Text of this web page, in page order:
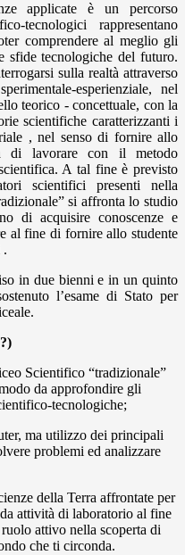
applicate è un percorso
tecnologici rappresentano
comprendere al meglio gli
sfide tecnologiche del futuro.
sulla realtà attraverso
esperienziale, nel
teorico - concettuale, con la
scientifiche caratterizzanti i
, nel senso di fornire allo
di lavorare con il metodo
A tal fine è previsto
scientifici presenti nella
si affronta lo studio
di acquisire conoscenze e
al fine di fornire allo studente
.
in due bienni e in un quinto
l’esame di Stato per
Scientifico “tradizionale”
da approfondire gli
tecnologiche;
ma utilizzo dei principali
problemi ed analizzare
della Terra affrontate per
attività di laboratorio al fine
attivo nella scoperta di
che ti circonda.